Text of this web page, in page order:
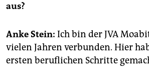
epaper login
aus?
Anke Stein: Ich bin der JVA
vielen Jahren verbunden. Hier
ersten beruflichen Schritte